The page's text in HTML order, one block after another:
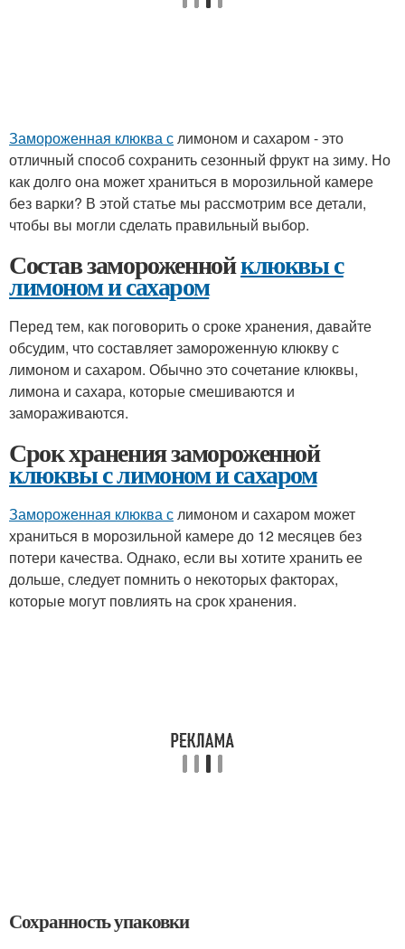
Замороженная клюква слимоном и сахаром - это
отличный способ сохранить сезонный фрукт на зиму. Но
как долго она может храниться в морозильной камере
без варки? В этой статье мы рассмотрим все детали,
чтобы вы могли сделать правильный выбор.
Состав замороженнойклюквы с
лимоном и сахаром
Перед тем, как поговорить о сроке хранения, давайте
обсудим, что составляет замороженную клюкву с
лимоном и сахаром. Обычно это сочетание клюквы,
лимона и сахара, которые смешиваются и
замораживаются.
Срок хранения замороженной
клюквы с лимоном и сахаром
Замороженная клюква слимоном и сахаром может
храниться в морозильной камере до 12 месяцев без
потери качества. Однако, если вы хотите хранить ее
дольше, следует помнить о некоторых факторах,
которые могут повлиять на срок хранения.
Сохранность упаковки